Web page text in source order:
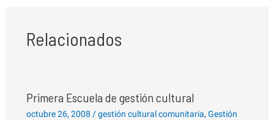
Relacionados
Primera Escuela de gestión cultural
octubre 26, 2008 /gestión cultural comunitaria,Gestión